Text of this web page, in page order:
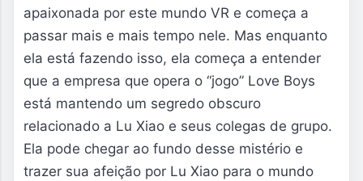
apaixonada por este mundo VR e começa a
passar mais e mais tempo nele. Mas enquanto
ela está fazendo isso, ela começa a entender
que a empresa que opera o “jogo” Love Boys
está mantendo um segredo obscuro
relacionado a Lu Xiao e seus colegas de grupo.
Ela pode chegar ao fundo desse mistério e
trazer sua afeição por Lu Xiao para o mundo